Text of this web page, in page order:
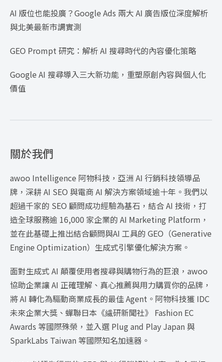
AI 版位也能投廣？Google Ads 兩大 AI 廣告版位深度解析
與北美最新市調實測
GEO Prompt 研究：解析 AI 搜尋時代的內容優化策略
Google AI 搜尋導入三大新功能，重塑原創內容與個人化
價值
關於我們
awoo Intelligence 阿物科技，亞洲 AI 行銷科技領導品
牌，深耕 AI SEO 與電商 AI 解決方案領域逾十年。我們以
超過千家的 SEO 顧問成功經驗為基石，結合 AI 技術，打
造全球服務逾 16,000 家企業的 AI Marketing Platform，
並在此基礎上推出結合顧問與AI 工具的 GEO（Generative
Engine Optimization）生成式引擎優化解決方案。
面對生成式 AI 顛覆使用者搜尋與購物行為的巨浪，awoo
協助企業讓 AI 正確理解、真心推薦與用力購買你的品牌，
將 AI 轉化為驅動商業成長的最佳 Agent。阿物科技獲 IDC
未來企業大獎、蟬聯日本《繊研新聞社》 Fashion EC
Awards 等國際殊榮，並入選 Plug and Play Japan 與
SparkLabs Taiwan 等國際知名加速器。